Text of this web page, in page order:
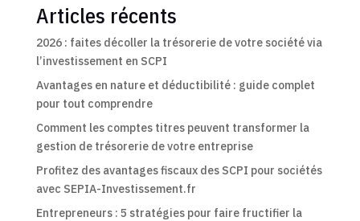
Articles récents
2026 : faites décoller la trésorerie de votre société via
l’investissement en SCPI
Avantages en nature et déductibilité : guide complet
pour tout comprendre
Comment les comptes titres peuvent transformer la
gestion de trésorerie de votre entreprise
Profitez des avantages fiscaux des SCPI pour sociétés
avec SEPIA-Investissement.fr
Entrepreneurs : 5 stratégies pour faire fructifier la